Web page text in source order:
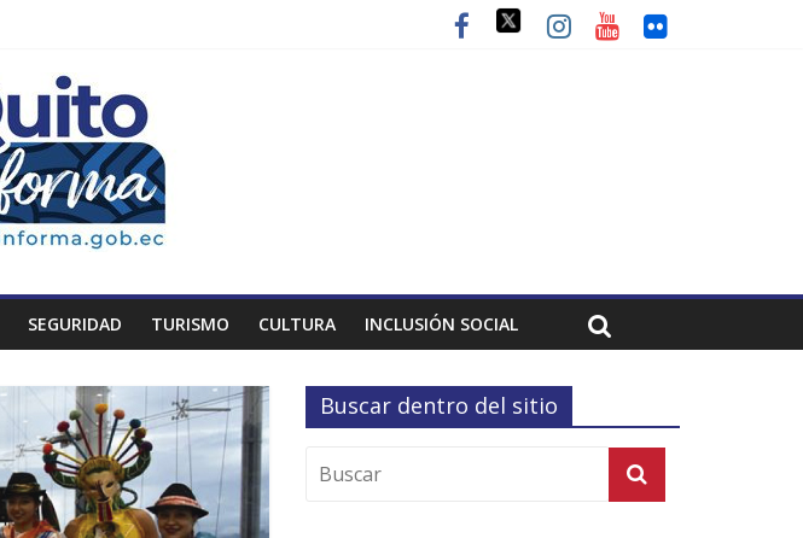
SEGURIDAD TURISMO CULTURA INCLUSIÓN SOCIAL
Buscar dentro del sitio